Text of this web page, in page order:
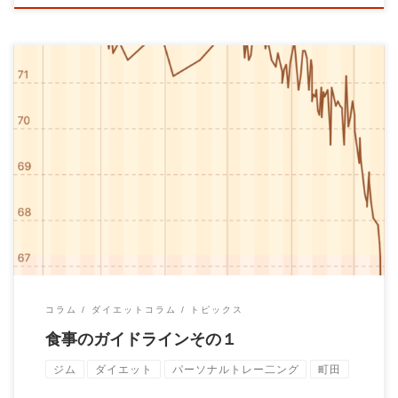
パーソナルトレーナーの大石です。 今日は食事のガイドライン
です。 「これをしなくてはならない」 […]
コラム ダイエットコラム トピックス
食事のガイドラインその１
ジム ダイエット パーソナルトレー二ング 町田